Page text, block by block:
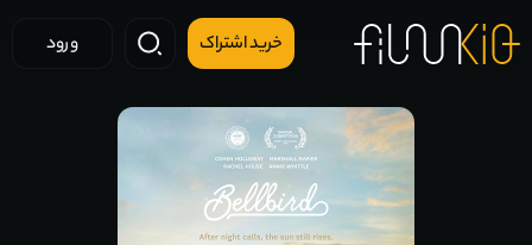
خرید اشتراک ورود